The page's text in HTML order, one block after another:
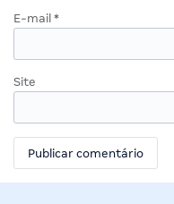
E-mail *
Site